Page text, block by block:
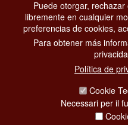
Dipartimento Grandi
Via di San Basilio, 51
00187 Roma
CONTACT
CONTATTA LA
Puede otorgar,
libremente en cualquier
preferencias de cookies,
Para obtener más
Política de
Cookie
Necessari per il